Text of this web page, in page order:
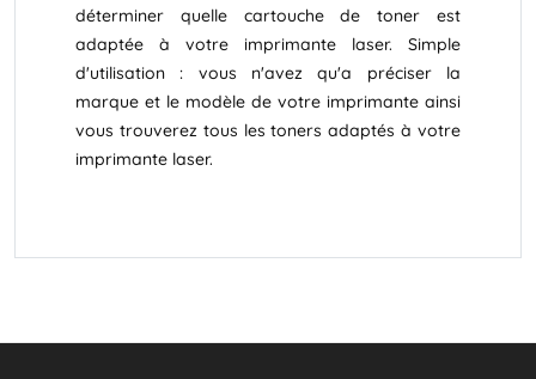
déterminer quelle cartouche de toner est
adaptée à votre imprimante laser. Simple
d'utilisation : vous n'avez qu'a préciser la
marque et le modèle de votre imprimante ainsi
vous trouverez tous les toners adaptés à votre
imprimante laser.